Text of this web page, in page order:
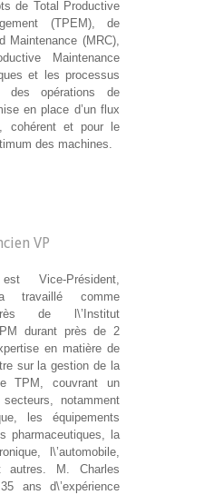
de Total Productive
(TPEM), de
Maintenance (MRC),
Maintenance
et les processus
des opérations de
en place d’un flux
cohérent et pour le
des machines.
VP
Vice-Président,
travaillé comme
de l\’Institut
durant près de 2
en matière de
sur ​​la gestion de la
TPM, couvrant un
notamment
les équipements
pharmaceutiques, la
l\’automobile,
autres. M. Charles
ans d\’expérience